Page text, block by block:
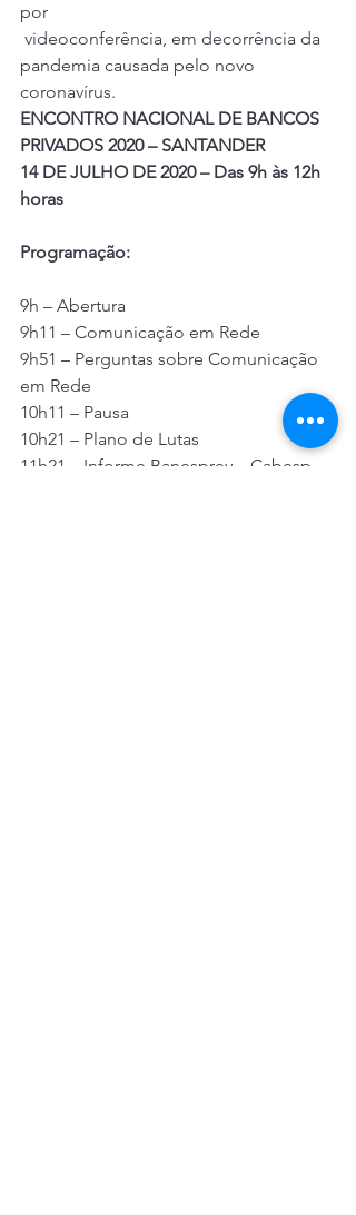
por
pandemia causada pelo novo
coronavírus.
ENCONTRO NACIONAL DE BANCOS
PRIVADOS 2020 – SANTANDER
14 DE JULHO DE 2020 – Das 9h às 12h
horas
Programação:
9h – Abertura
9h11 – Comunicação em Rede
9h51 – Perguntas sobre Comunicação
em Rede
10h11 – Pausa
10h21 – Plano de Lutas
11h21 – Informe Banesprev – Cabesp –